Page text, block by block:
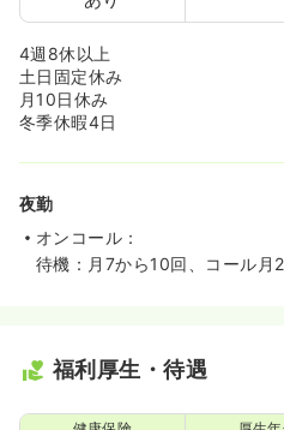
4週8休以上
土日固定休み
月10日休み
冬季休暇4日
夜勤
オンコール：
待機：月7から10回、コール月
福利厚生・待遇